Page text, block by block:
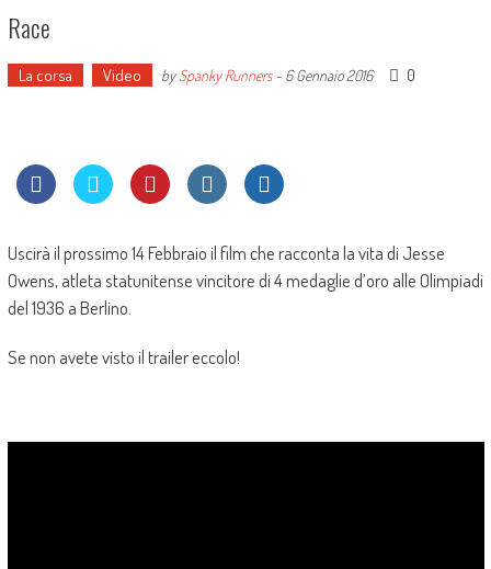
Race
La corsa Video bySpanky Runners- 6 Gennaio 2016 0
Uscirà il prossimo 14 Febbraio il film che racconta la vita di Jesse
Owens, atleta statunitense vincitore di 4 medaglie d’oro alle Olimpiadi
del 1936 a Berlino.
Se non avete visto il trailer eccolo!